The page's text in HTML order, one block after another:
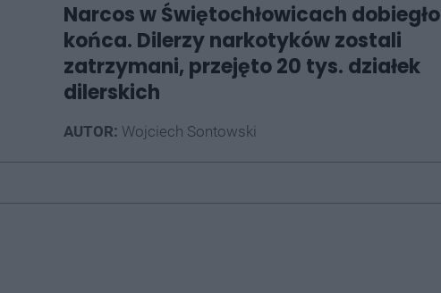
Narcos w Świętochłowicach dobiegło
końca. Dilerzy narkotyków zostali
zatrzymani, przejęto 20 tys. działek
dilerskich
AUTOR: Wojciech Sontowski